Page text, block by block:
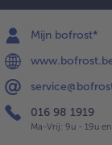
Mijn bofrost*
016 98 1919
Ma-Vrij: 9u - 19u